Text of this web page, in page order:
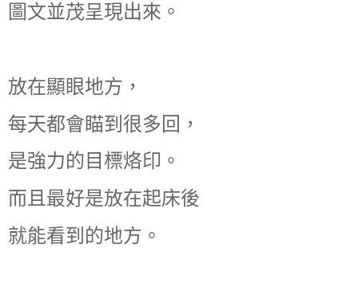
圖文並茂呈現出來。
放在顯眼地方，
每天都會瞄到很多回，
是強力的目標烙印。
而且最好是放在起床後
就能看到的地方。